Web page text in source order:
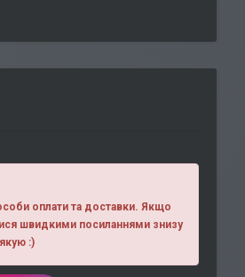
оплати та доставки. Якщо
швидкими посиланнями знизу
:)